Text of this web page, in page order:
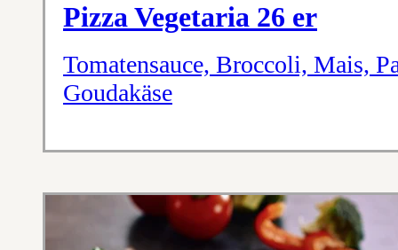
Pizza Vegetaria 26 er
Tomatensauce, Broccoli, Mais,
Goudakäse